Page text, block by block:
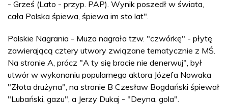
- Grześ (Lato - przyp. PAP). Wynik poszedł w świata,
cała Polska śpiewa, śpiewa im sto lat".
Polskie Nagrania - Muza nagrała tzw. "czwórkę" - płytę
zawierającą cztery utwory związane tematycznie z MŚ.
Na stronie A, prócz "A ty się bracie nie denerwuj", był
utwór w wykonaniu popularnego aktora Józefa Nowaka
"Złota drużyna", na stronie B Czesław Bogdański śpiewał
"Lubański, gazu", a Jerzy Dukaj - "Deyna, gola".